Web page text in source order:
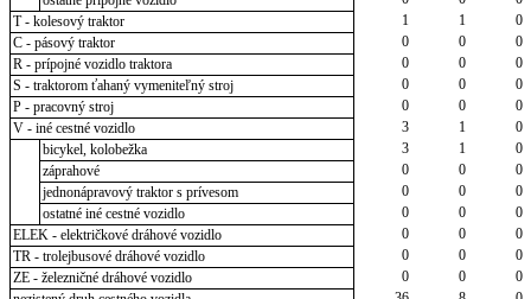
T - kolesový traktor
1 1
0
C - pásový traktor
0 0
0
R - prípojné vozidlo traktora
0 0
0
S - traktorom ťahaný vymeniteľný stroj
0 0
0
P - pracovný stroj
0 0
0
V - iné cestné vozidlo
3 1
0
bicykel, kolobežka
3 1
0
záprahové
0 0
0
jednonápravový traktor s prívesom
0 0
0
ostatné iné cestné vozidlo
0 0
0
ELEK - električkové dráhové vozidlo
0 0
0
TR - trolejbusové dráhové vozidlo
0 0
0
ZE - železničné dráhové vozidlo
0 0
0